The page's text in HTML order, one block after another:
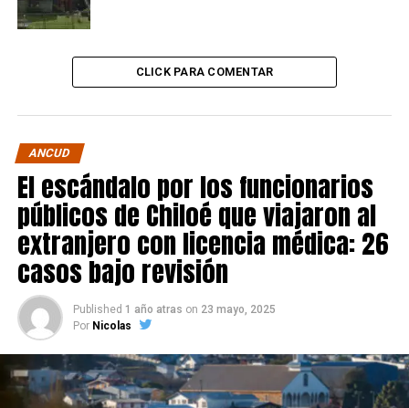
CLICK PARA COMENTAR
ANCUD
El escándalo por los funcionarios
públicos de Chiloé que viajaron al
extranjero con licencia médica: 26
casos bajo revisión
Published 1 año atras on 23 mayo, 2025
Por Nicolas